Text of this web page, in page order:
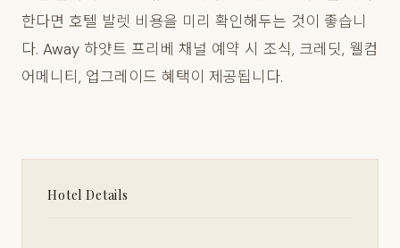
한다면 호텔 발렛 비용을 미리 확인해두는 것이 좋습니
다. Away 하얏트 프리베 채널 예약 시 조식, 크레딧, 웰컴
어메니티, 업그레이드 혜택이 제공됩니다.
Hotel Details